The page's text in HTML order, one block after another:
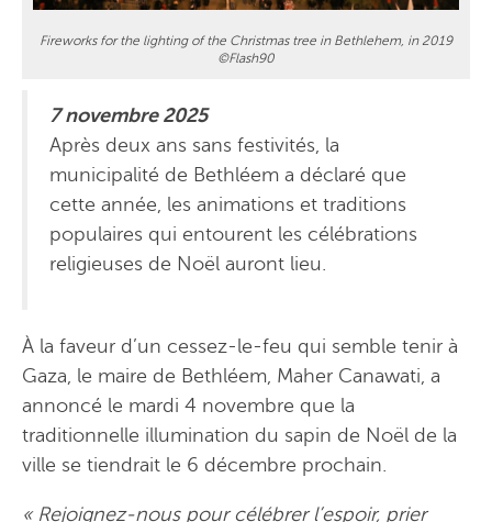
Fireworks for the lighting of the Christmas tree in Bethlehem, in 2019
©Flash90
7 novembre 2025
Après deux ans sans festivités, la
municipalité de Bethléem a déclaré que
cette année, les animations et traditions
populaires qui entourent les célébrations
religieuses de Noël auront lieu.
À la faveur d’un cessez-le-feu qui semble tenir à
Gaza, le maire de Bethléem, Maher Canawati, a
annoncé le mardi 4 novembre que la
traditionnelle illumination du sapin de Noël de la
ville se tiendrait le 6 décembre prochain.
« Rejoignez-nous pour célébrer l’espoir, prier